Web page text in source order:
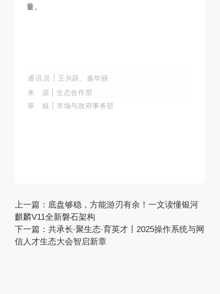
量。
通讯员
王兴跃、秦华丽
来 源
| 生态合作部
审 核 | 市场与政府事务部
上一篇： 底盘够稳，方能游刃有余！一文读懂银河
麒麟V11全新磐石架构
下一篇： 共承长·聚生态·育英才丨2025操作系统与网
信人才生态大会智启新章